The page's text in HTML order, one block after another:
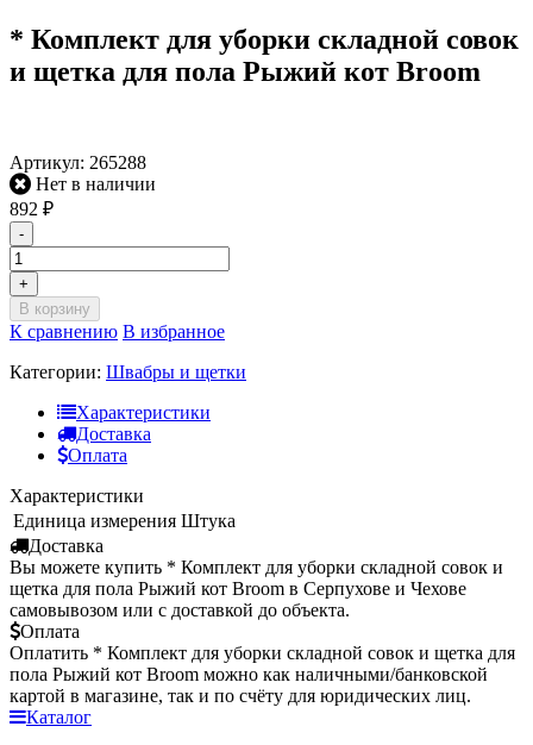
* Комплект для уборки складной совок
и щетка для пола Рыжий кот Broom
Артикул: 265288
Нет в наличии
892 ₽
-
+
В корзину
К сравнению В избранное
Категории: Швабры и щетки
Характеристики
Доставка
Оплата
Характеристики
Единица измерения Штука
Доставка
Вы можете купить * Комплект для уборки складной совок и
щетка для пола Рыжий кот Broom в Серпухове и Чехове
самовывозом или с доставкой до объекта.
Оплата
Оплатить * Комплект для уборки складной совок и щетка для
пола Рыжий кот Broom можно как наличными/банковской
картой в магазине, так и по счёту для юридических лиц.
Каталог